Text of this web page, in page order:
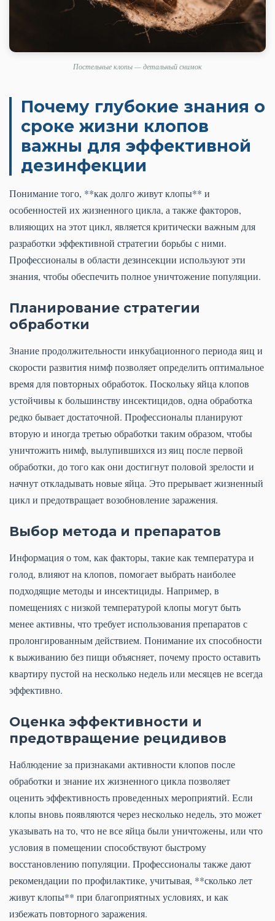
Постельные клопы — детальный снимок
Почему глубокие знания о
сроке жизни клопов
важны для эффективной
дезинфекции
Понимание того, **как долго живут клопы** и
особенностей их жизненного цикла, а также факторов,
влияющих на этот цикл, является критически важным для
разработки эффективной стратегии борьбы с ними.
Профессионалы в области дезинсекции используют эти
знания, чтобы обеспечить полное уничтожение популяции.
Планирование стратегии
обработки
Знание продолжительности инкубационного периода яиц и
скорости развития нимф позволяет определить оптимальное
время для повторных обработок. Поскольку яйца клопов
устойчивы к большинству инсектицидов, одна обработка
редко бывает достаточной. Профессионалы планируют
вторую и иногда третью обработки таким образом, чтобы
уничтожить нимф, вылупившихся из яиц после первой
обработки, до того как они достигнут половой зрелости и
начнут откладывать новые яйца. Это прерывает жизненный
цикл и предотвращает возобновление заражения.
Выбор метода и препаратов
Информация о том, как факторы, такие как температура и
голод, влияют на клопов, помогает выбрать наиболее
подходящие методы и инсектициды. Например, в
помещениях с низкой температурой клопы могут быть
менее активны, что требует использования препаратов с
пролонгированным действием. Понимание их способности
к выживанию без пищи объясняет, почему просто оставить
квартиру пустой на несколько недель или месяцев не всегда
эффективно.
Оценка эффективности и
предотвращение рецидивов
Наблюдение за признаками активности клопов после
обработки и знание их жизненного цикла позволяет
оценить эффективность проведенных мероприятий. Если
клопы вновь появляются через несколько недель, это может
указывать на то, что не все яйца были уничтожены, или что
условия в помещении способствуют быстрому
восстановлению популяции. Профессионалы также дают
рекомендации по профилактике, учитывая, **сколько лет
живут клопы** при благоприятных условиях, и как
избежать повторного заражения.